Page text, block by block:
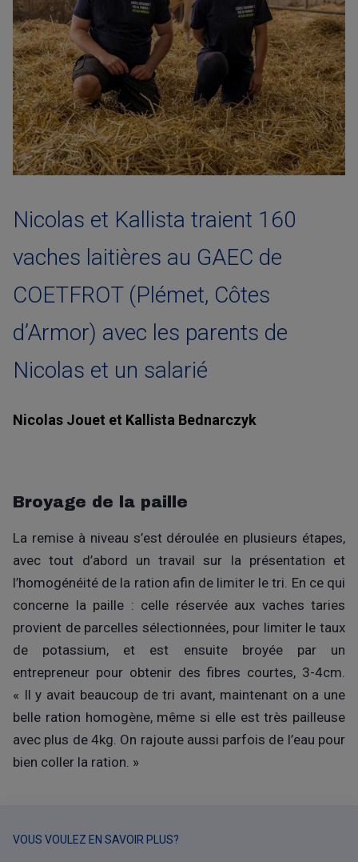
Nicolas et Kallista traient 160
vaches laitières au GAEC de
COETFROT (Plémet, Côtes
d’Armor) avec les parents de
Nicolas et un salarié
Nicolas Jouet et Kallista Bednarczyk
Broyage de la paille
La remise à niveau s’est déroulée en plusieurs étapes,
avec tout d’abord un travail sur la présentation et
l’homogénéité de la ration afin de limiter le tri. En ce qui
concerne la paille : celle réservée aux vaches taries
provient de parcelles sélectionnées, pour limiter le taux
de potassium, et est ensuite broyée par un
entrepreneur pour obtenir des fibres courtes, 3-4cm.
« Il y avait beaucoup de tri avant, maintenant on a une
belle ration homogène, même si elle est très pailleuse
avec plus de 4kg. On rajoute aussi parfois de l’eau pour
bien coller la ration. »
VOUS VOULEZ EN SAVOIR PLUS?